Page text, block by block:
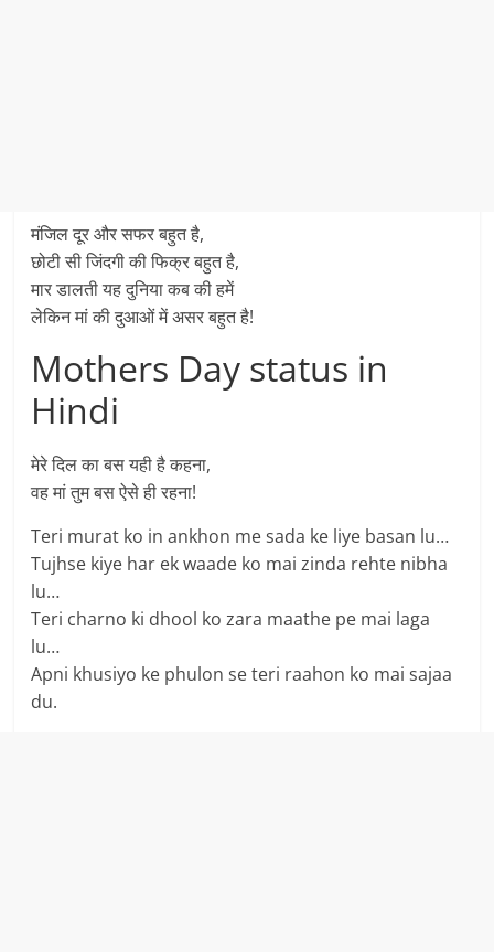
मंजिल दूर और सफर बहुत है,
छोटी सी जिंदगी की फिक्र बहुत है,
मार डालती यह दुनिया कब की हमें
लेकिन मां की दुआओं में असर बहुत है!
Mothers Day status in
Hindi
मेरे दिल का बस यही है कहना,
वह मां तुम बस ऐसे ही रहना!
Teri murat ko in ankhon me sada ke liye basan lu…
Tujhse kiye har ek waade ko mai zinda rehte nibha
lu…
Teri charno ki dhool ko zara maathe pe mai laga
lu…
Apni khusiyo ke phulon se teri raahon ko mai sajaa
du.